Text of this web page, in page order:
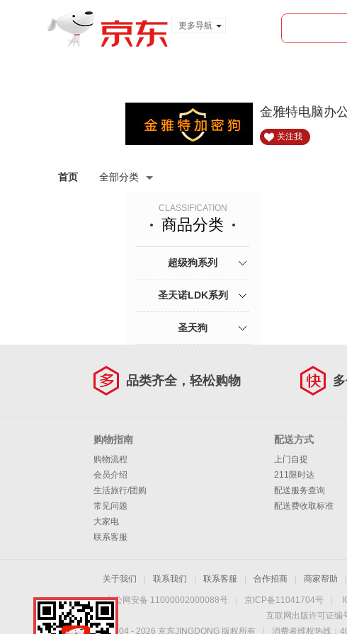
更多导航
金雅特电脑办
关注我
首页 全部分类
CLASSIFICATION
商品分类
超级狗系列
圣天诺LDK系列
圣天狗
品类齐全，轻松购物
购物指南
购物流程
会员介绍
生活旅行/团购
常见问题
大家电
联系客服
配送方式
上门自提
211限时达
配送服务查询
配送费收取标准
关于我们 联系我们 联系客服 合作招商 商家帮助
京公网安备 11000002000088号 京ICP备11041704号
互联网出版许可证编
Copyright © 2004 - 2026 京东JINGDONG 版权所有 消费者维权热线：